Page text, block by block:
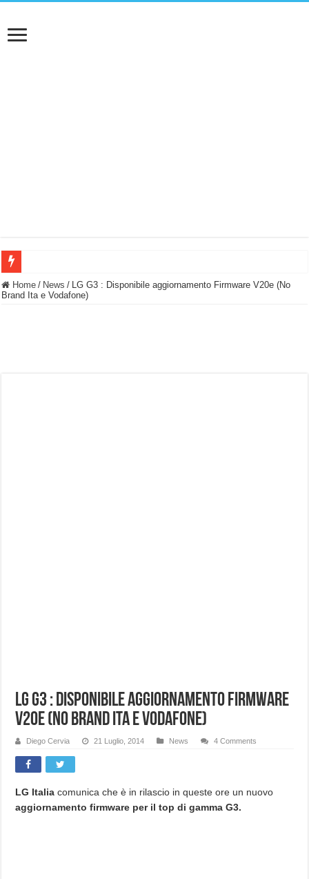
BASTA FATICARE! Questo robot tagliaerba lo appoggi e fa tutto lui! (Senza
Home / News / LG G3 : Disponibile aggiornamento Firmware V20e (No
Brand Ita e Vodafone)
LG G3 : Disponibile aggiornamento Firmware
V20e (No Brand Ita e Vodafone)
Diego Cervia 21 Luglio, 2014 News 4 Comments
LG Italia comunica che è in rilascio in queste ore un nuovo
aggiornamento firmware per il top di gamma G3.